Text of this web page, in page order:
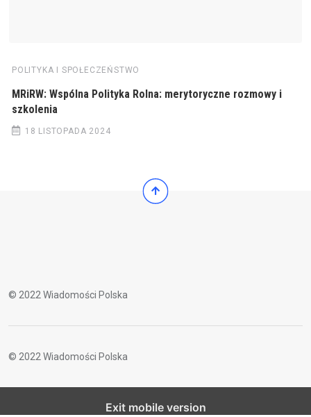
POLITYKA I SPOŁECZEŃSTWO
MRiRW: Wspólna Polityka Rolna: merytoryczne rozmowy i
szkolenia
18 LISTOPADA 2024
© 2022 Wiadomości Polska
© 2022 Wiadomości Polska
Exit mobile version